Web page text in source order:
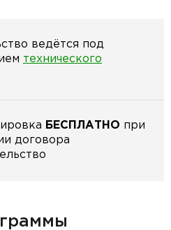
ведётся под
технического
БЕСПЛАТНО при
договора